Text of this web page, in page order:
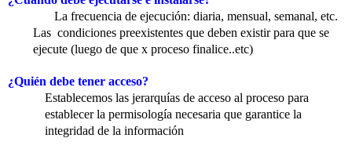
La frecuencia de ejecución: diaria, mensual, semanal, etc.
Las condiciones preexistentes que deben existir para que se
ejecute (luego de que x proceso finalice..etc)
¿Quién debe tener acceso?
Establecemos las jerarquías de acceso al proceso para
establecer la permisología necesaria que garantice la
integridad de la información